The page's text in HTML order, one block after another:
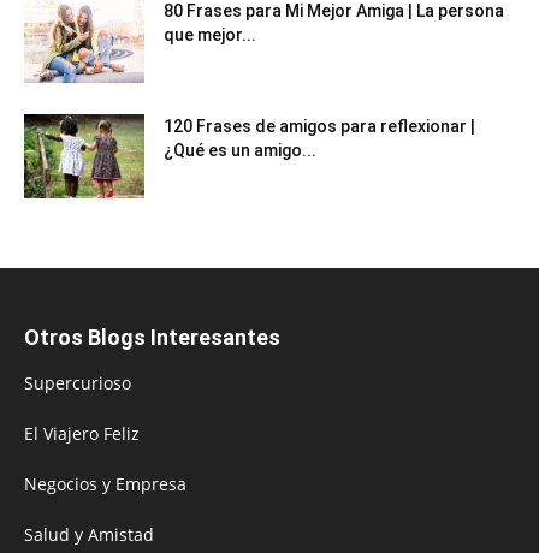
80 Frases para Mi Mejor Amiga | La persona
que mejor...
120 Frases de amigos para reflexionar |
¿Qué es un amigo...
Otros Blogs Interesantes
Supercurioso
El Viajero Feliz
Negocios y Empresa
Salud y Amistad